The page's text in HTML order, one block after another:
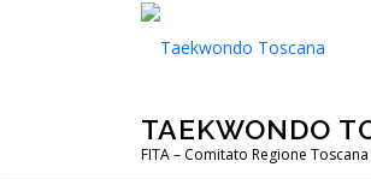
TAEKWONDO
FITA – Comitato Regione Toscana